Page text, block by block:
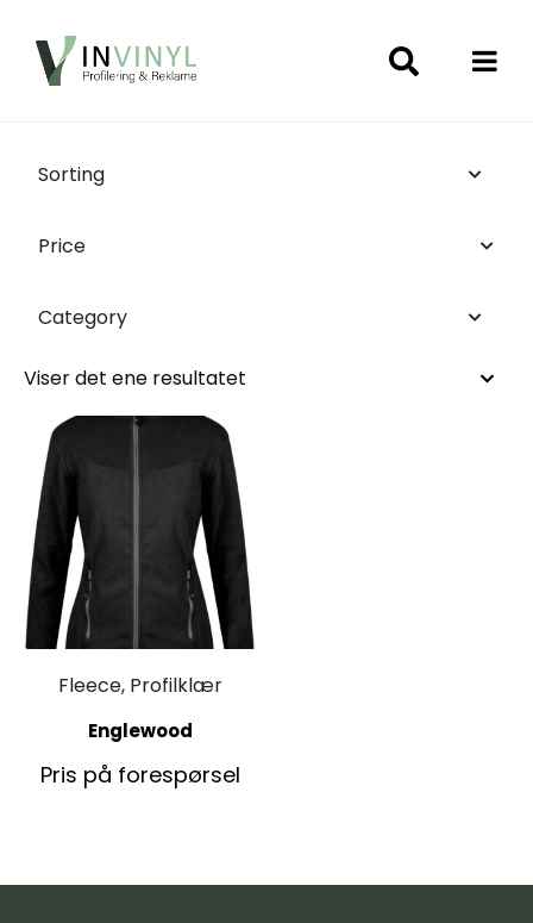
Sorting
Price
Category
Viser det ene resultatet
Fleece, Profilklær
Englewood
Pris på forespørsel